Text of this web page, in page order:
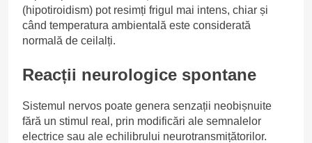
(hipotiroidism) pot resimți frigul mai intens, chiar și
când temperatura ambientală este considerată
normală de ceilalți.
Reacții neurologice spontane
Sistemul nervos poate genera senzații neobișnuite
fără un stimul real, prin modificări ale semnalelor
electrice sau ale echilibrului neurotransmițătorilor.